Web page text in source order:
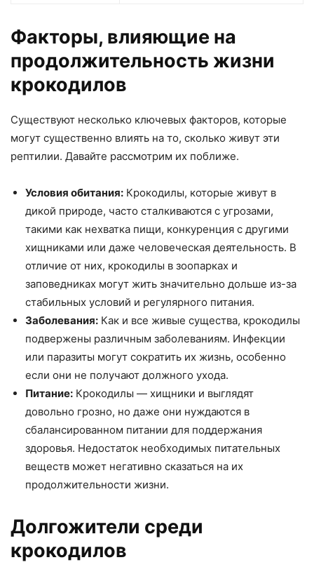
Факторы, влияющие на
продолжительность жизни
крокодилов
Существуют несколько ключевых факторов, которые
могут существенно влиять на то, сколько живут эти
рептилии. Давайте рассмотрим их поближе.
Условия обитания: Крокодилы, которые живут в
дикой природе, часто сталкиваются с угрозами,
такими как нехватка пищи, конкуренция с другими
хищниками или даже человеческая деятельность. В
отличие от них, крокодилы в зоопарках и
заповедниках могут жить значительно дольше из-за
стабильных условий и регулярного питания.
Заболевания: Как и все живые существа, крокодилы
подвержены различным заболеваниям. Инфекции
или паразиты могут сократить их жизнь, особенно
если они не получают должного ухода.
Питание: Крокодилы — хищники и выглядят
довольно грозно, но даже они нуждаются в
сбалансированном питании для поддержания
здоровья. Недостаток необходимых питательных
веществ может негативно сказаться на их
продолжительности жизни.
Долгожители среди
крокодилов